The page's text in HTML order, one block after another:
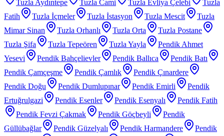
Tuzla Aydıntepe
Tuzla Cami Tuzla Evliya Çelebi
Tuzla
Fatih
Tuzla İçmeler Tuzla İstasyon Tuzla Mescit
Tuzla
Mimar Sinan
Tuzla Orhanlı Tuzla Orta
Tuzla Postane
Tuzla Şifa
Tuzla Tepeören Tuzla Yayla
Pendik Ahmet
Yesevi
Pendik Bahçelievler Pendik Ballıca
Pendik Batı
Pendik Çamçeşme
Pendik Çamlık
Pendik Çınardere
Pendik Doğu
Pendik Dumlupınar Pendik Emirli
Pendik
Ertuğrulgazi
Pendik Esenler Pendik Esenyalı
Pendik Fatih
Pendik Fevzi Çakmak
Pendik Göçbeyli
Pendik
Güllübağlar
Pendik Güzelyalı Pendik Harmandere
Pendik